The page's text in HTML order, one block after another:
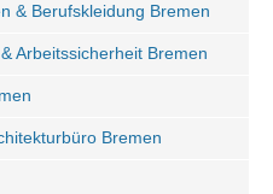
& Berufskleidung Bremen
Arbeitssicherheit Bremen
Bremen